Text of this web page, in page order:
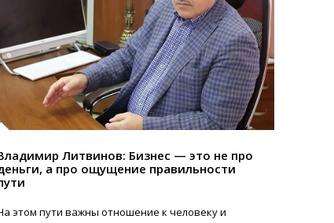
Литвинов: Бизнес — это не про
а про ощущение правильности
этом пути важны отношение к человеку и